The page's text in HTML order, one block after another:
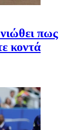
πως
κοντά